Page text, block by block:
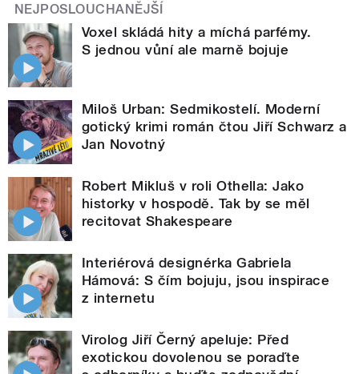
NEJPOSLOUCHANĚJŠÍ
Voxel skládá hity a míchá parfémy.
S jednou vůní ale marně bojuje
Miloš Urban: Sedmikostelí. Moderní
gotický krimi román čtou Jiří Schwarz a
Jan Novotný
Robert Mikluš v roli Othella: Jako
historky v hospodě. Tak by se měl
recitovat Shakespeare
Interiérová designérka Gabriela
Hámová: S čím bojuju, jsou inspirace
z internetu
Virolog Jiří Černý apeluje: Před
exotickou dovolenou se poraďte